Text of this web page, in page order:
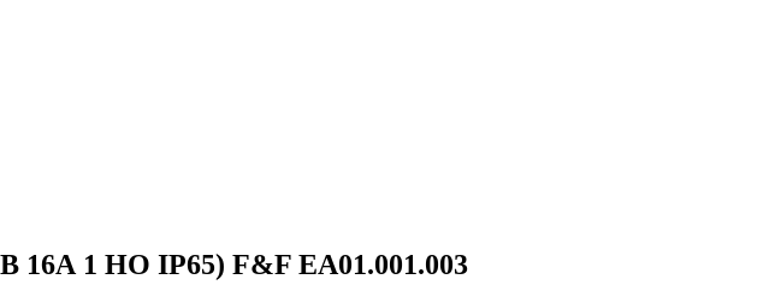
16А 1 НО IP65) F&F EA01.001.003